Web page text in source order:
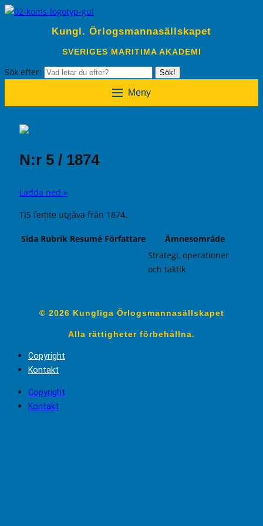
Kungl. Örlogsmannasällskapet
SVERIGES MARITIMA AKADEMI
Sök efter: Sök!
Meny
N:r 5 / 1874
Ladda ned »
TiS femte utgåva från 1874.
Sida Rubrik Resumé Författare
Ämnesområde
Strategi, operationer
och taktik
© 2026 Kungliga Örlogsmannasällskapet
Alla rättigheter förbehållna.
Copyright
Kontakt
Copyright
Kontakt